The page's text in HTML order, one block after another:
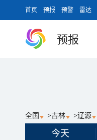
首页 预报 预警 雷达
预报
全国 >吉林 >辽源
今天